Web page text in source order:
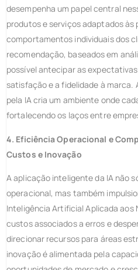
desempenha um papel central
produtos e serviços adaptados
comportamentos individuais dos
recomendação, baseados em
possível antecipar as
satisfação e a fidelidade à marca.
pela IA cria um ambiente onde
fortalecendo os laços entre
4. Eficiência Operacional e
Custos e Inovação
A aplicação inteligente da IA não
operacional, mas também
Inteligência Artificial Aplicada aos
custos associados a erros e
direcionar recursos para áreas
inovação é alimentada pela